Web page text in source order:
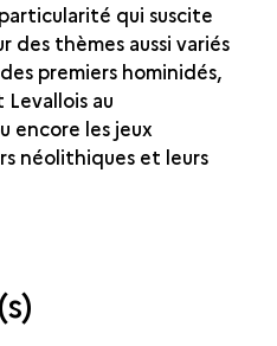
qui suscite
des thèmes aussi variés
premiers hominidés,
au
encore les jeux
néolithiques et leurs